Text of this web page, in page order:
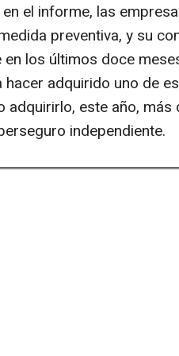
el informe, las
preventiva, y su
los últimos doce
adquirido uno de
adquirirlo, este año, más
independiente.